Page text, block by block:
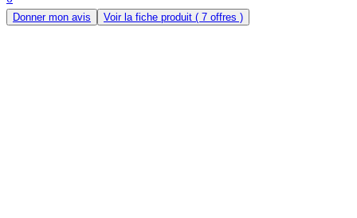
Donner mon avis Voir la fiche produit ( 7 offres )